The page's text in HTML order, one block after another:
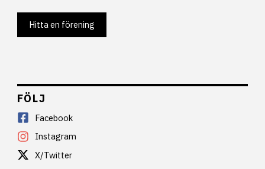
Hitta en förening
FÖLJ
Facebook
Instagram
X/Twitter